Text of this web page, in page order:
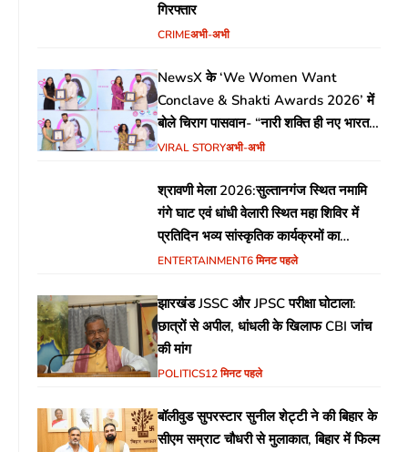
गिरफ्तार
CRIMEअभी-अभी
NewsX के ‘We Women Want
Conclave & Shakti Awards 2026’ में
बोले चिराग पासवान- “नारी शक्ति ही नए भारत
की सबसे बड़ी ताकत”
VIRAL STORYअभी-अभी
श्रावणी मेला 2026:सुल्तानगंज स्थित नमामि
गंगे घाट एवं धांधी वेलारी स्थित महा शिविर में
प्रतिदिन भव्य सांस्कृतिक कार्यक्रमों का
आयोजन
ENTERTAINMENT6 मिनट पहले
झारखंड JSSC और JPSC परीक्षा घोटाला:
छात्रों से अपील, धांधली के खिलाफ CBI जांच
की मांग
POLITICS12 मिनट पहले
बॉलीवुड सुपरस्टार सुनील शेट्टी ने की बिहार के
सीएम सम्राट चौधरी से मुलाकात, बिहार में फिल्म